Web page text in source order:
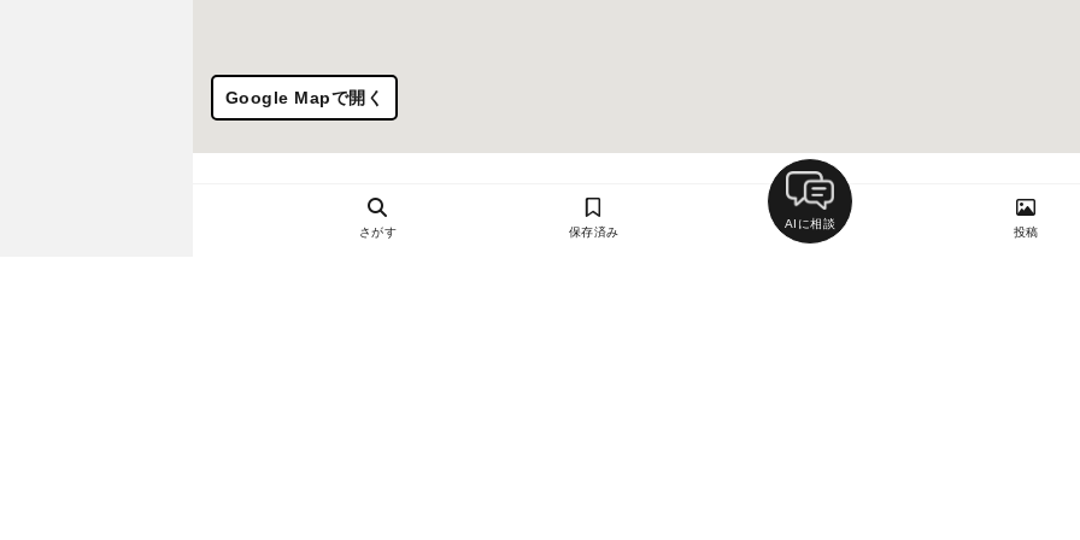
Google Mapで開く
さがす 保存済み
AIに相談
投稿